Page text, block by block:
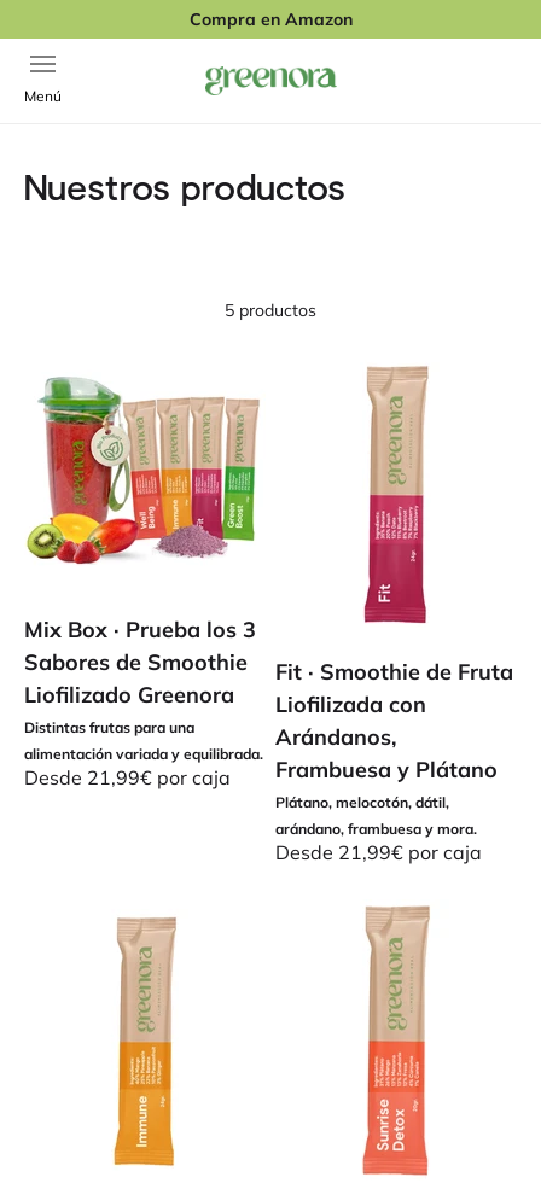
Compra en Amazon
Abrir menú de navegación
Menú
Greenora
Nuestros productos
5 productos
Mix Box · Prueba los 3
Sabores de Smoothie
Liofilizado Greenora
Distintas frutas para una
alimentación variada y equilibrada.
Precio de oferta
Desde 21,99€ por caja
Fit · Smoothie de Fruta
Liofilizada con
Arándanos,
Frambuesa y Plátano
Plátano, melocotón, dátil,
arándano, frambuesa y mora.
Precio de oferta
Desde 21,99€ por caja